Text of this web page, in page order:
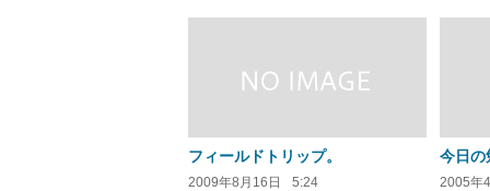
フィールドトリップ。
2009年8月16日 5:24
今日の
2005年